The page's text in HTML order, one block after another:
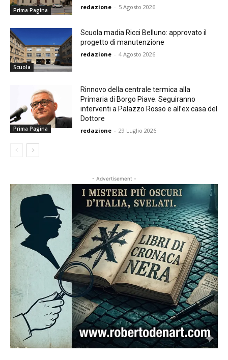
Prima Pagina redazione - 5 Agosto 2026
Scuola
Scuola madia Ricci Belluno: approvato il
progetto di manutenzione
redazione - 4 Agosto 2026
Prima Pagina
Rinnovo della centrale termica alla
Primaria di Borgo Piave. Seguiranno
interventi a Palazzo Rosso e all’ex casa del
Dottore
redazione - 29 Luglio 2026
- Advertisement -